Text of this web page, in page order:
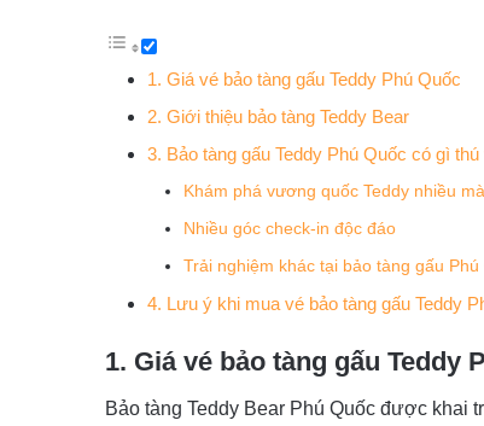
1. Giá vé bảo tàng gấu Teddy Phú Quốc
2. Giới thiệu bảo tàng Teddy Bear
3. Bảo tàng gấu Teddy Phú Quốc có gì thú
Khám phá vương quốc Teddy nhiều
Nhiều góc check-in độc đáo
Trải nghiệm khác tại bảo tàng gấu Phú
4. Lưu ý khi mua vé bảo tàng gấu Teddy
1. Giá vé bảo tàng gấu Teddy
Bảo tàng Teddy Bear Phú Quốc được khai